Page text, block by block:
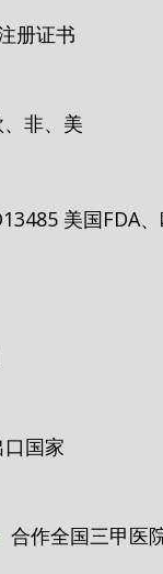
册证书
非、美
美国FDA
口国家
合作全国三甲医